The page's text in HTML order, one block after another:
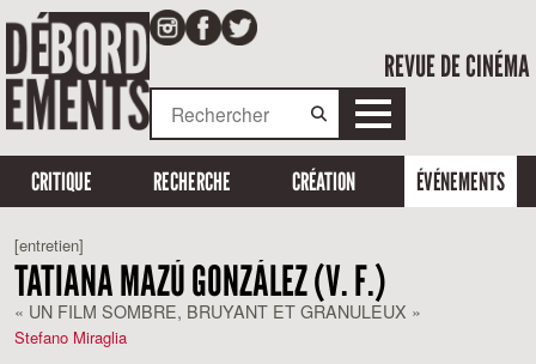
REVUE DE CINÉMA
CRITIQUE RECHERCHE CRÉATION ÉVÉNEMENTS
[entretien]
TATIANA MAZÚ GONZÁLEZ (V. F.)
« UN FILM SOMBRE, BRUYANT ET GRANULEUX »
Stefano Miraglia